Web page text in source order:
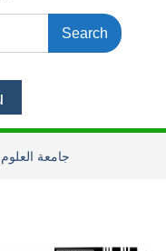
جامعة